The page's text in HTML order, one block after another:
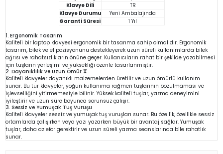
Klavye Dili
TR
Klavye Durumu
Yeni Ambalajında
Garanti Süresi
1 Yıl
1. Ergonomik Tasarım
Kaliteli bir laptop klavyesi ergonomik bir tasarıma sahip olmalıdır. Ergonomik
tasarım, bilek ve el pozisyonunu destekleyerek uzun süreli kullanımlarda bilek
ağrısı ve rahatsızlıkların önüne geçer. Kullanıcıların rahat bir şekilde yazabilmesi
için tuşların yerleşimi ve yüksekliği özenle tasarlanmıştır.
2. Dayanıklılık ve Uzun Ömür ⏳
Kaliteli klavyeler dayanıklı malzemelerden üretilir ve uzun ömürlü kullanım
sunar. Bu tür klavyeler, yoğun kullanıma rağmen tuşlarının bozulmaması ve
işlevselliğini yitirmemesiyle bilinir. Yüksek kaliteli tuşlar, yazma deneyimini
iyileştirir ve uzun süre boyunca sorunsuz çalışır.
3. Sessiz ve Yumuşak Tuş Vuruşu
Kaliteli klavyeler sessiz ve yumuşak tuş vuruşları sunar. Bu özellik, özellikle sessiz
ortamlarda çalışırken veya yazı yazarken büyük bir avantaj sağlar. Yumuşak
tuşlar, daha az efor gerektirir ve uzun süreli yazma seanslarında bile rahatlık
sunar.